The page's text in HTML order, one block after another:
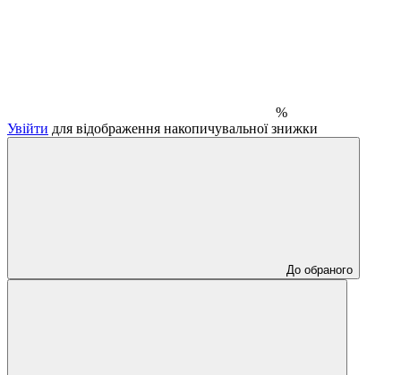
%
Увійти для відображення накопичувальної знижки
До обраного